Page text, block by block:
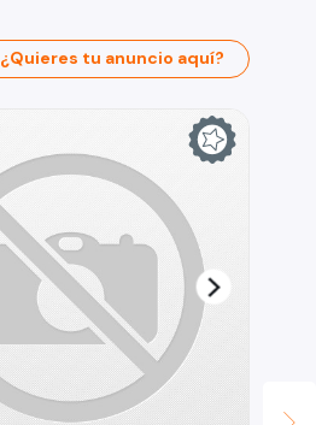
¿Quieres tu anuncio aquí?